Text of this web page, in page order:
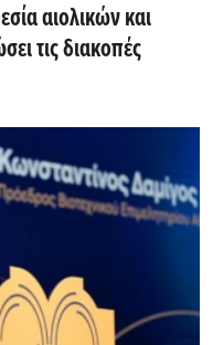
αιολικών και
τις διακοπές